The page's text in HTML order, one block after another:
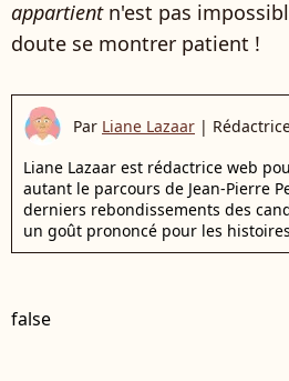
appartientn'est pas
doute se montrer patient !
Par Liane Lazaar |
Liane Lazaar est rédactrice web
autant le parcours de Jean-Pierre
derniers rebondissements des
un goût prononcé pour les
false